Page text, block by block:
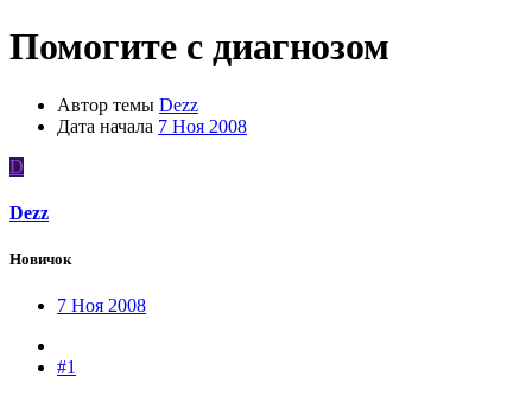
Помогите с диагнозом
Автор темы Dezz
Дата начала 7 Ноя 2008
D
Dezz
Новичок
7 Ноя 2008
#1